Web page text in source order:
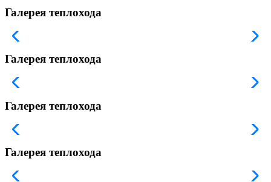
Галерея теплохода
Галерея теплохода
Галерея теплохода
Галерея теплохода